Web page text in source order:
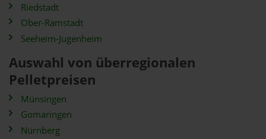
Riedstadt
Ober-Ramstadt
Seeheim-Jugenheim
Auswahl von überregionalen
Pelletpreisen
Münsingen
Gomaringen
Nürnberg